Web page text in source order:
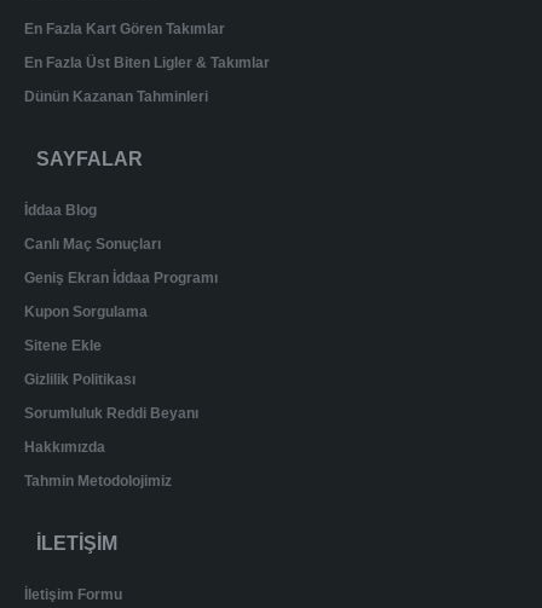
En Fazla Kart Gören Takımlar
En Fazla Üst Biten Ligler & Takımlar
Dünün Kazanan Tahminleri
SAYFALAR
İddaa Blog
Canlı Maç Sonuçları
Geniş Ekran İddaa Programı
Kupon Sorgulama
Sitene Ekle
Gizlilik Politikası
Sorumluluk Reddi Beyanı
Hakkımızda
Tahmin Metodolojimiz
İLETİŞİM
İletişim Formu